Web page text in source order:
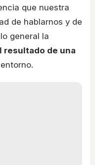
que nuestra
de hablarnos y de
general la
resultado de una